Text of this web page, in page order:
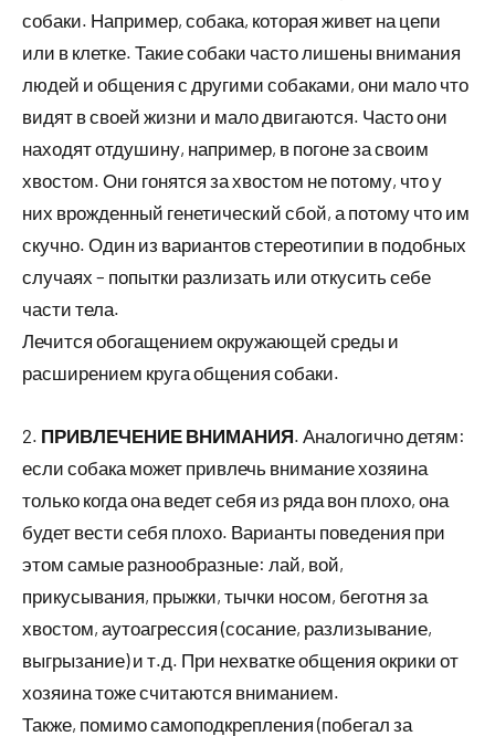
собаки. Например, собака, которая живет на цепи
или в клетке. Такие собаки часто лишены внимания
людей и общения с другими собаками, они мало что
видят в своей жизни и мало двигаются. Часто они
находят отдушину, например, в погоне за своим
хвостом. Они гонятся за хвостом не потому, что у
них врожденный генетический сбой, а потому что им
скучно. Один из вариантов стереотипии в подобных
случаях – попытки разлизать или откусить себе
части тела.
Лечится обогащением окружающей среды и
расширением круга общения собаки.
2. ПРИВЛЕЧЕНИЕ ВНИМАНИЯ. Аналогично детям:
если собака может привлечь внимание хозяина
только когда она ведет себя из ряда вон плохо, она
будет вести себя плохо. Варианты поведения при
этом самые разнообразные: лай, вой,
прикусывания, прыжки, тычки носом, беготня за
хвостом, аутоагрессия (сосание, разлизывание,
выгрызание) и т.д. При нехватке общения окрики от
хозяина тоже считаются вниманием.
Также, помимо самоподкрепления (побегал за